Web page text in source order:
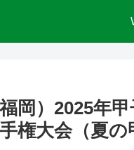
岡）2025年
権大会（夏の